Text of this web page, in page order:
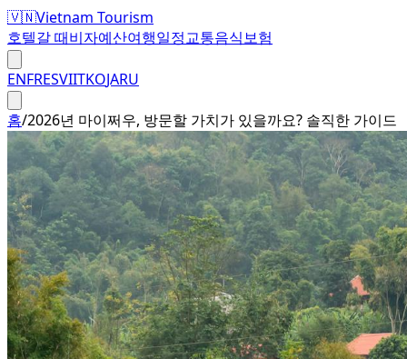
🇻🇳Vietnam Tourism
호텔갈 때비자예산여행일정교통음식보험
ENFRESVIITKOJARU
홈/2026년 마이쩌우, 방문할 가치가 있을까요? 솔직한 가이드